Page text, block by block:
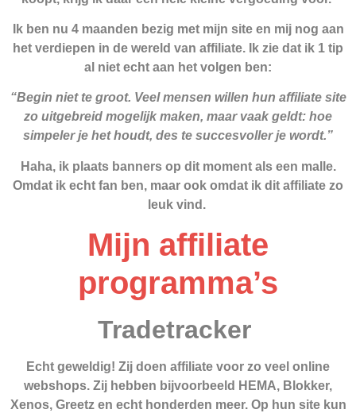
Ik ben nu 4 maanden bezig met mijn site en mij nog aan
het verdiepen in de wereld van affiliate. Ik zie dat ik 1 tip
al niet echt aan het volgen ben:
“Begin niet te groot. Veel mensen willen hun affiliate site
zo uitgebreid mogelijk maken, maar vaak geldt: hoe
simpeler je het houdt, des te succesvoller je wordt.”
Haha, ik plaats banners op dit moment als een malle.
Omdat ik echt fan ben, maar ook omdat ik dit affiliate zo
leuk vind.
Mijn affiliate
programma’s
Tradetracker
Echt geweldig! Zij doen affiliate voor zo veel online
webshops. Zij hebben bijvoorbeeld HEMA, Blokker,
Xenos, Greetz en echt honderden meer. Op hun site kun